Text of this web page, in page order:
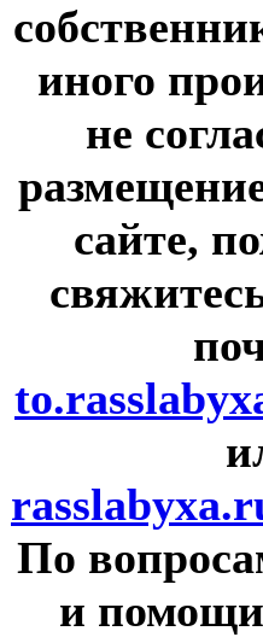
иного
не
сайте,
По
и